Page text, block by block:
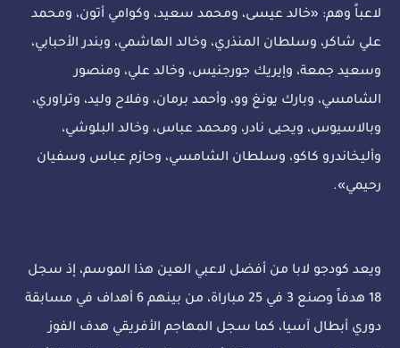
لاعباً وهم: «خالد عيسى، ومحمد سعيد، وكوامي أتون، ومحمد
علي شاكر، وسلطان المنذري، وخالد الهاشمي، وبندر الأحبابي،
وسعيد جمعة، وإيريك جورجنيس، وخالد علي، ومنصور
الشامسي، وبارك يونغ وو، وأحمد برمان، وفلاح وليد، وتراوري،
وبالاسيوس، ويحيى نادر، ومحمد عباس، وخالد البلوشي،
وأليخاندرو كاكو، وسلطان الشامسي، وحازم عباس وسفيان
رحيمي».
ويعد كودجو لابا من أفضل لاعبي العين هذا الموسم، إذ سجل
18 هدفاً وصنع 3 في 25 مباراة، من بينهم 6 أهداف في مسابقة
دوري أبطال آسيا، كما سجل المهاجم الأفريقي هدف الفوز